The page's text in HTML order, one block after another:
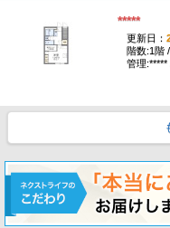
*****
更新日：
階数:1階
管理:*****